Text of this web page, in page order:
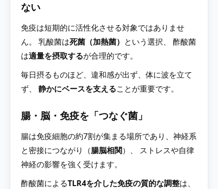
ない
免疫は短期的に活性化させる対象ではありませ
ん。 乳酸菌は死菌（加熱菌） という選択、 酢酸菌
は適量を摂取するが合理的です。
毎日摂るものほど、違和感が出ず、体に波を立て
ず、 静かにベースを支えることが重要です。
腸・脳・免疫を「つなぐ菌」
腸は免疫細胞の約7割が集まる場所であり、神経系
と密接につながり（腸脳相関）、 ストレスや自律
神経の影響を強く受けます。
酢酸菌によるTLR4を介した免疫の質的な調整は、